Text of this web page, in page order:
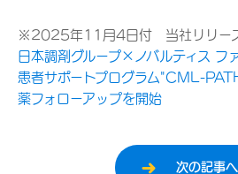
※2025年11月4日付 当社リリー
日本調剤グループ×ノバルティス フ
患者サポートプログラム"CML-
薬フォローアップを開始
次の記事へ